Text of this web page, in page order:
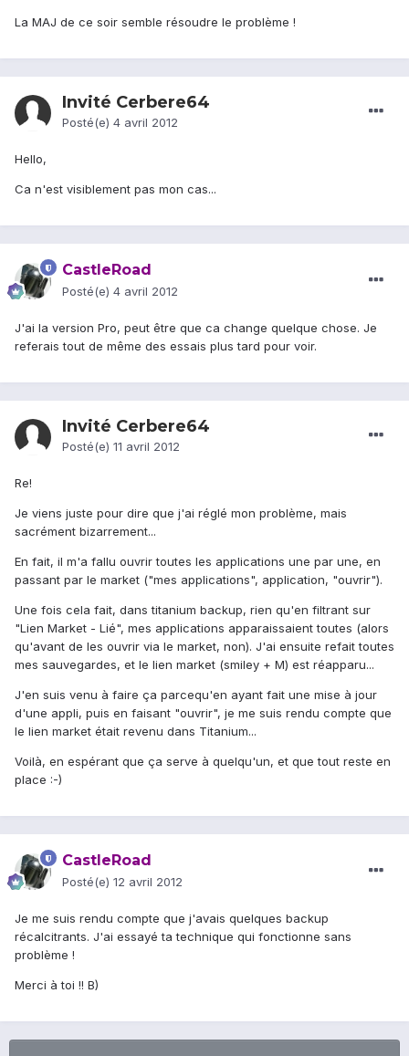
La MAJ de ce soir semble résoudre le problème !
Invité Cerbere64
Posté(e) 4 avril 2012
Hello,
Ca n'est visiblement pas mon cas...
CastleRoad
Posté(e) 4 avril 2012
J'ai la version Pro, peut être que ca change quelque chose. Je
referais tout de même des essais plus tard pour voir.
Invité Cerbere64
Posté(e) 11 avril 2012
Re!
Je viens juste pour dire que j'ai réglé mon problème, mais
sacrément bizarrement...
En fait, il m'a fallu ouvrir toutes les applications une par une, en
passant par le market ("mes applications", application, "ouvrir").
Une fois cela fait, dans titanium backup, rien qu'en filtrant sur
"Lien Market - Lié", mes applications apparaissaient toutes (alors
qu'avant de les ouvrir via le market, non). J'ai ensuite refait toutes
mes sauvegardes, et le lien market (smiley + M) est réapparu...
J'en suis venu à faire ça parcequ'en ayant fait une mise à jour
d'une appli, puis en faisant "ouvrir", je me suis rendu compte que
le lien market était revenu dans Titanium...
Voilà, en espérant que ça serve à quelqu'un, et que tout reste en
place :-)
CastleRoad
Posté(e) 12 avril 2012
Je me suis rendu compte que j'avais quelques backup
récalcitrants. J'ai essayé ta technique qui fonctionne sans
problème !
Merci à toi !! B)